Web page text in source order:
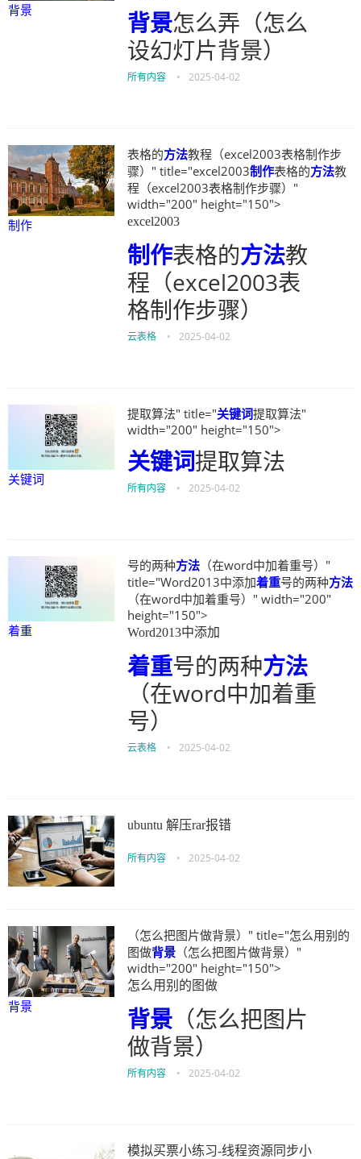
背景 背景怎么弄（怎么
设幻灯片背景）
所有内容 • 2025-04-02
制作
表格的方法教程（excel2003表格制作步
骤）" title="excel2003制作表格的方法教
程（excel2003表格制作步骤）"
width="200" height="150">
excel2003
制作表格的方法教
程（excel2003表
格制作步骤）
云表格 • 2025-04-02
关键词
提取算法" title="关键词提取算法"
width="200" height="150">
关键词提取算法
所有内容 • 2025-04-02
着重
号的两种方法 （在word中加着重号）"
title="Word2013中添加着重号的两种方法
（在word中加着重号）" width="200"
height="150">
Word2013中添加
着重号的两种方法
（在word中加着重
号）
云表格 • 2025-04-02
ubuntu 解压rar报错
所有内容 • 2025-04-02
背景
（怎么把图片做背景）" title="怎么用别的
图做背景 （怎么把图片做背景）"
width="200" height="150">
怎么用别的图做
背景 （怎么把图片
做背景）
所有内容 • 2025-04-02
模拟买票小练习-线程资源同步小